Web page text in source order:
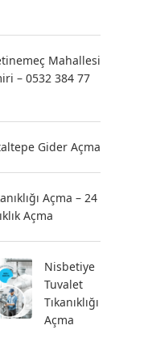
Mahallesi
– 0532 384 77
Gider Açma
Açma – 24
Açma
Nisbetiye
Tuvalet
Tıkanıklığı
Açma